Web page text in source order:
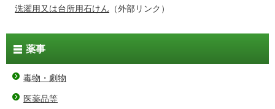
洗濯用又は台所用石けん （外部リンク）
薬事
毒物・劇物
医薬品等